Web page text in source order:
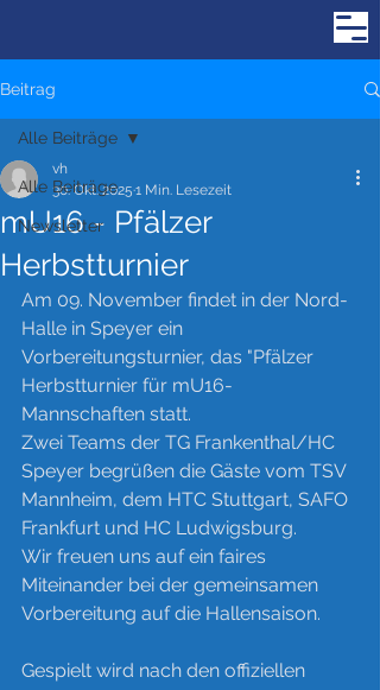
Beitrag
Alle Beiträge
Newsletter
Alle Beiträge
mU16 - Pfälzer
Herbstturnier
vh
30. Okt. 2025 1 Min. Lesezeit
Am 09. November findet in der Nord-
Halle in Speyer ein
Vorbereitungsturnier, das "Pfälzer
Herbstturnier für mU16-
Mannschaften statt.
Zwei Teams der TG Frankenthal/HC
Speyer begrüßen die Gäste vom TSV
Mannheim, dem HTC Stuttgart, SAFO
Frankfurt und HC Ludwigsburg.
Wir freuen uns auf ein faires
Miteinander bei der gemeinsamen
Vorbereitung auf die Hallensaison.
Gespielt wird nach den offiziellen